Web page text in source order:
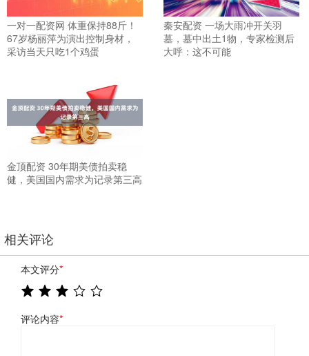
一对一配资网 体重保持88斤！
67岁杨丽萍为演出控制身材，
采访当天只吃1个鸡蛋
秦安配资 一场大雨冲开关羽
墓，墓中出土1物，专家检测后
大呼：这不可能
金顶配资 30年期美债拍卖稳
健，美国国内需求为记录第三高
相关评论
本文评分*
评论内容*